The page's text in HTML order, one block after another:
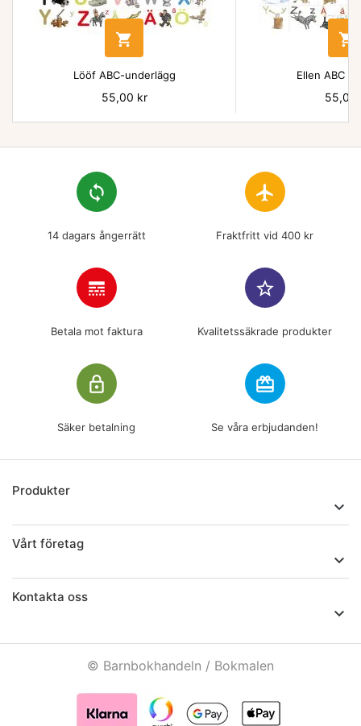

Lööf ABC-underlägg
Pris
55,00 kr

Ellen ABC
Pris
55,00
loop
14 dagars ångerrätt
flight
Fraktfritt vid 400 kr
line_style
Betala mot faktura
star_border
Kvalitetssäkrade produkter
lock_outline
Säker betalning
redeem
Se våra erbjudanden!
Produkter

Vårt företag

Kontakta oss

© Barnbokhandeln / Bokmalen